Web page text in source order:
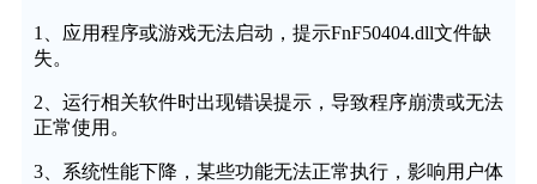
1、应用程序或游戏无法启动，提示FnF50404.dll文件缺
失。
2、运行相关软件时出现错误提示，导致程序崩溃或无法
正常使用。
3、系统性能下降，某些功能无法正常执行，影响用户体